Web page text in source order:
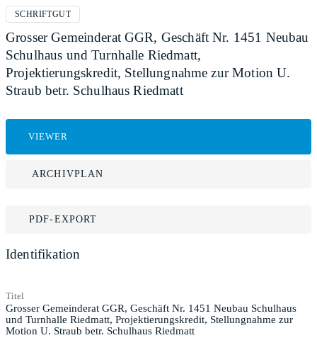
SCHRIFTGUT
Grosser Gemeinderat GGR, Geschäft Nr. 1451 Neubau
Schulhaus und Turnhalle Riedmatt,
Projektierungskredit, Stellungnahme zur Motion U.
Straub betr. Schulhaus Riedmatt
VIEWER
ARCHIVPLAN
PDF-EXPORT
Identifikation
Titel
Grosser Gemeinderat GGR, Geschäft Nr. 1451 Neubau Schulhaus
und Turnhalle Riedmatt, Projektierungskredit, Stellungnahme zur
Motion U. Straub betr. Schulhaus Riedmatt